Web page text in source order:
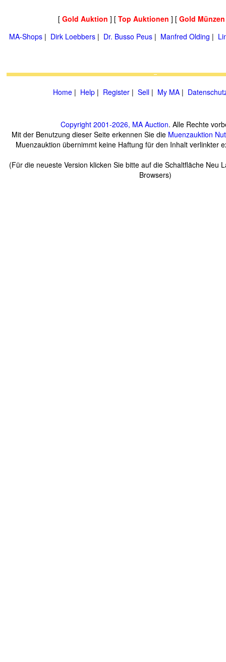
[ Gold Auktion ] [ Top Auktionen ] [ Gold
MA-Shops | Dirk Loebbers | Dr. Busso Peus | Manfred Olding |
Home | Help | Register | Sell | My MA |
Copyright 2001-2026, MA Auction. Alle Rechte
Mit der Benutzung dieser Seite erkennen Sie die Muenzauktion
Muenzauktion übernimmt keine Haftung für den Inhalt verlinkter
(Für die neueste Version klicken Sie bitte auf die Schaltfläche Neu
Browsers)